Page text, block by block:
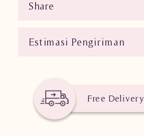
Share
Estimasi Pengiriman
Free Delivery